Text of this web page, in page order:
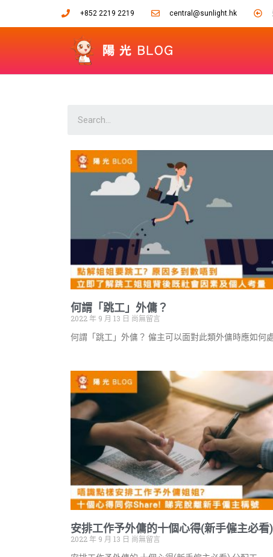
+852 2219 2219 central@sunlight.hk
何謂「跳工」外傭？
2022 年 9 月 13 日 尚無留言
何謂「跳工」外傭？ 僱主可以面對此類外傭時應如何
安排工作予外傭的十個心得(新手僱主必看)
2022 年 9 月 13 日 尚無留言